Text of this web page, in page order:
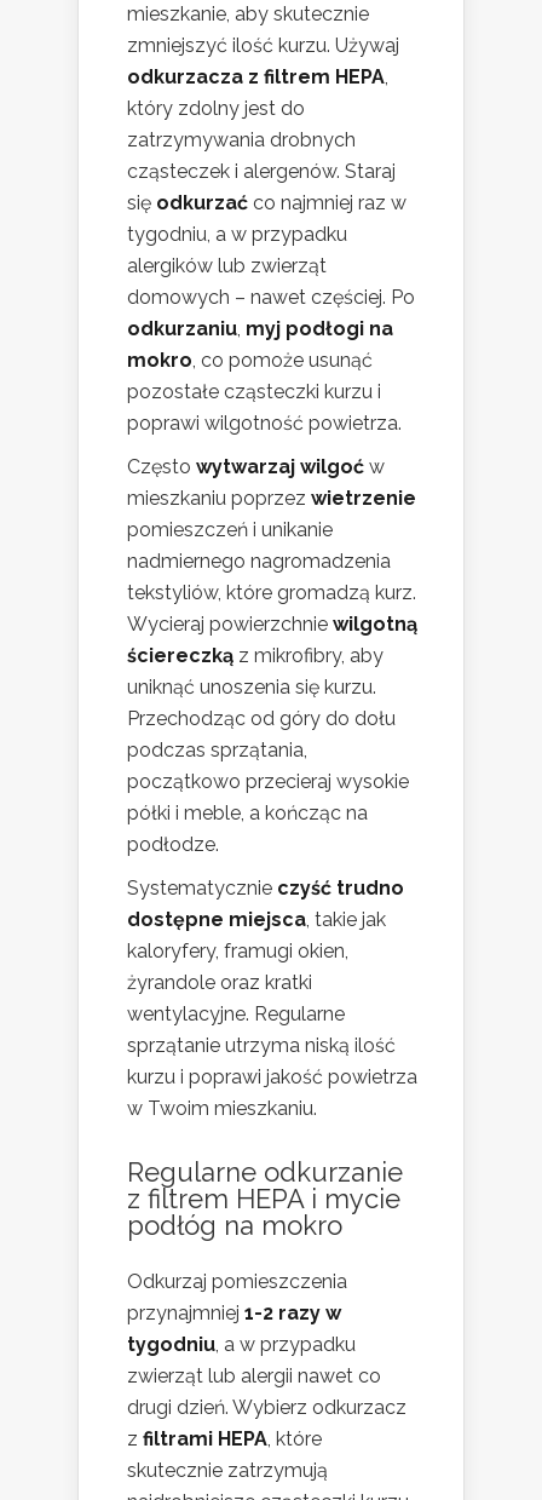
mieszkanie, aby skutecznie
zmniejszyć ilość kurzu. Używaj
odkurzacza z filtrem HEPA
który zdolny jest do
zatrzymywania drobnych
cząsteczek i alergenów. Staraj
się odkurzać co najmniej raz w
tygodniu, a w przypadku
alergików lub zwierząt
domowych – nawet częściej. Po
odkurzaniu myj podłogi na
mokro , co pomoże usunąć
pozostałe cząsteczki kurzu i
poprawi wilgotność powietrza.
Często wytwarzaj wilgoć w
mieszkaniu poprzez wietrzenie
pomieszczeń i unikanie
nadmiernego nagromadzenia
tekstyliów, które gromadzą kurz.
Wycieraj powierzchnie wilgotną
ściereczką z mikrofibry, aby
uniknąć unoszenia się kurzu.
Przechodząc od góry do dołu
podczas sprzątania,
początkowo przecieraj wysokie
półki i meble, a kończąc na
podłodze.
Systematycznie czyść trudno
dostępne miejsca , takie jak
kaloryfery, framugi okien,
żyrandole oraz kratki
wentylacyjne. Regularne
sprzątanie utrzyma niską ilość
kurzu i poprawi jakość powietrza
w Twoim mieszkaniu.
Regularne odkurzanie
z filtrem HEPA i mycie
podłóg na mokro
Odkurzaj pomieszczenia
przynajmniej 1-2 razy w
tygodniu , a w przypadku
zwierząt lub alergii nawet co
drugi dzień. Wybierz odkurzacz
z filtrami HEPA , które
skutecznie zatrzymują